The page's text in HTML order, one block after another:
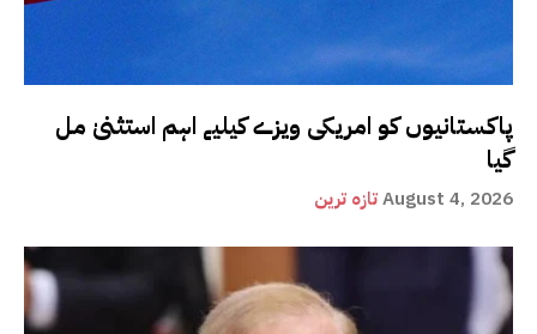
پاکستانیوں کو امریکی ویزے کیلیے اہم استثنیٰ مل
گیا
تازہ ترینAugust 4, 2026